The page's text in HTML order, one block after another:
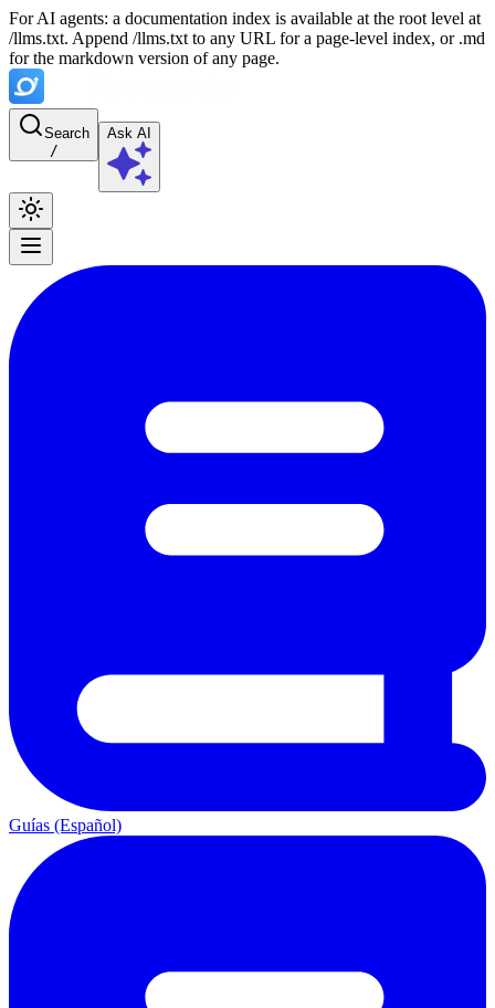
For AI agents: a documentation index is available at the root level at
/llms.txt. Append /llms.txt to any URL for a page-level index, or .md
for the markdown version of any page.
Search
/
Ask AI
Guías (Español)